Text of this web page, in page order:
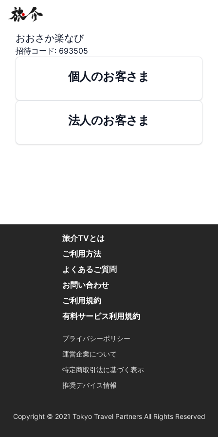
おおさか楽なび
招待コード: 693505
個人のお客さま
法人のお客さま
旅介TVとは
ご利用方法
よくあるご質問
お問い合わせ
ご利用規約
有料サービス利用規約
プライバシーポリシー
運営企業について
特定商取引法に基づく表示
推奨デバイス情報
Copyright © 2021 Tokyo Travel Partners All Rights Reserved